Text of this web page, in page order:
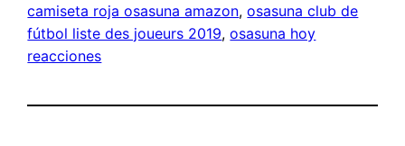
camiseta roja osasuna amazon, osasuna club de
fútbol liste des joueurs 2019, osasuna hoy
reacciones